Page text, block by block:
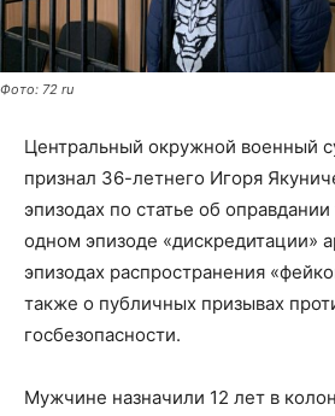
Фото: 72 ru
Центральный окружной военный
признал 36-летнего Игоря
эпизодах по статье об
одном эпизоде «дискредитации»
эпизодах распространения
также о публичных призывах
госбезопасности.
Мужчине назначили 12 лет в